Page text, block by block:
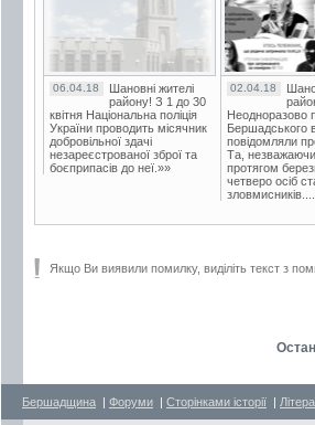
06.04.18
Шановні жителі
району! З 1 до 30
квітня Національна поліція
України проводить місячник
добровільної здачі
незареєстрованої зброї та
боєприпасів до неї.»»
02.04.18
Неодноразово
Бершадського
повідомляли
Та, незважаючи
протягом
четверо осіб
Якщо Ви виявили помилку, виділіть текст з
Бершадщина | Форуми | Сторінками історії |